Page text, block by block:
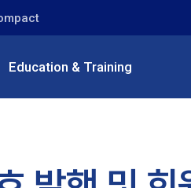
Education & Training